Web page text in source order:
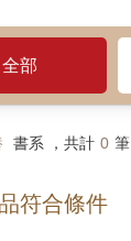
全部
書系 ，共計 0 筆
符合條件